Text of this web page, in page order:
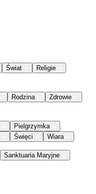
Świat
Religie
Rodzina
Zdrowie
Pielgrzymka
Święci Wiara
Sanktuaria Maryjne